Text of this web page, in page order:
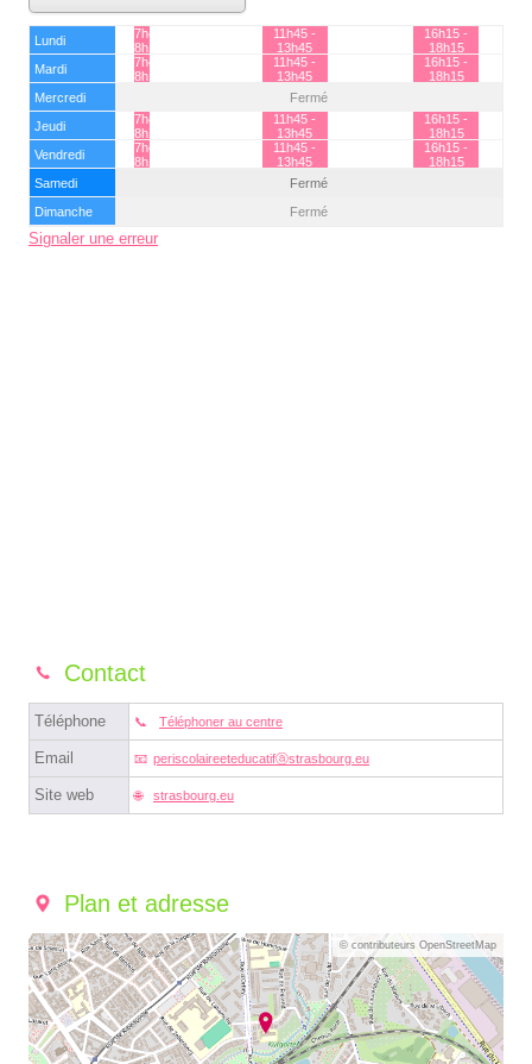
Lundi
7h45 -
8h15
11h45 -
13h45
16h15 -
18h15
Mardi
7h45 -
8h15
11h45 -
13h45
16h15 -
18h15
Mercredi
Fermé
Jeudi
7h45 -
8h15
11h45 -
13h45
16h15 -
18h15
Vendredi
7h45 -
8h15
11h45 -
13h45
16h15 -
18h15
Samedi
Fermé
Dimanche
Fermé
Signaler une erreur
Contact
Téléphone Téléphoner au centre
Email periscolaireeteducatifⓐstrasbourg.eu
Site web strasbourg.eu
Plan et adresse
© contributeurs OpenStreetMap